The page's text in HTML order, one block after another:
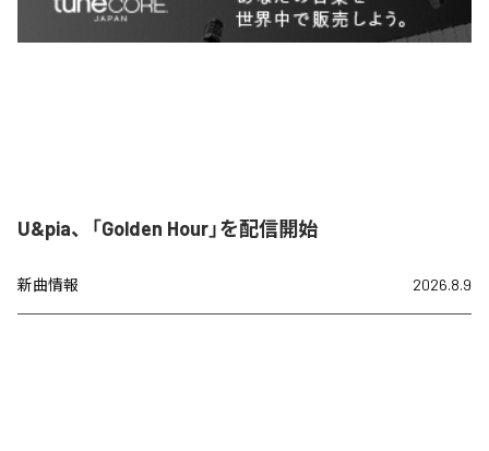
U&pia、「Golden Hour」を配信開始
新曲情報 2026.8.9